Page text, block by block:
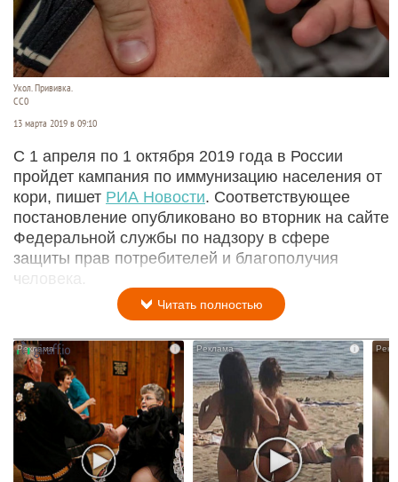
Укол. Прививка.
СС0
13 марта 2019 в 09:10
С 1 апреля по 1 октября 2019 года в России
пройдет кампания по иммунизацию населения от
кори, пишет РИА Новости. Соответствующее
постановление опубликовано во вторник на сайте
Федеральной службы по надзору в сфере
защиты прав потребителей и благополучия
человека.
Читать полностью
i i